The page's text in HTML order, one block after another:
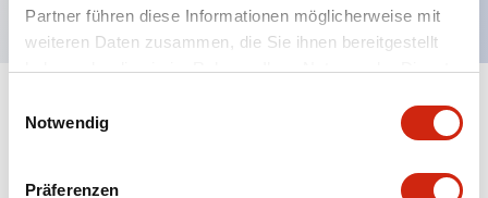
Partner führen diese Informationen möglicherweise mit
weiteren Daten zusammen, die Sie ihnen bereitgestellt
haben oder die sie im Rahmen Ihrer Nutzung der Dienste
Notwendig
Präferenzen
Spezifikationen Alle erweitern+